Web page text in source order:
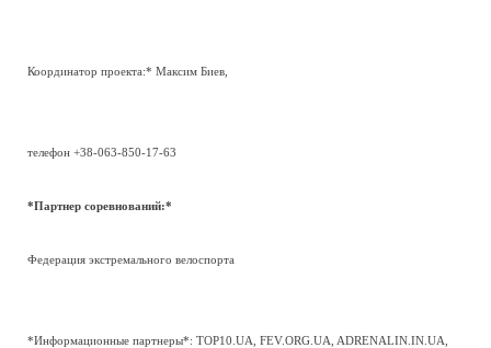
Координатор проекта:* Максим Биев,
телефон +38-063-850-17-63
*Партнер соревнований:*
Федерация экстремального велоспорта
*Информационные партнеры*: TOP10.UA, FEV.ORG.UA, ADRENALIN.IN.UA,